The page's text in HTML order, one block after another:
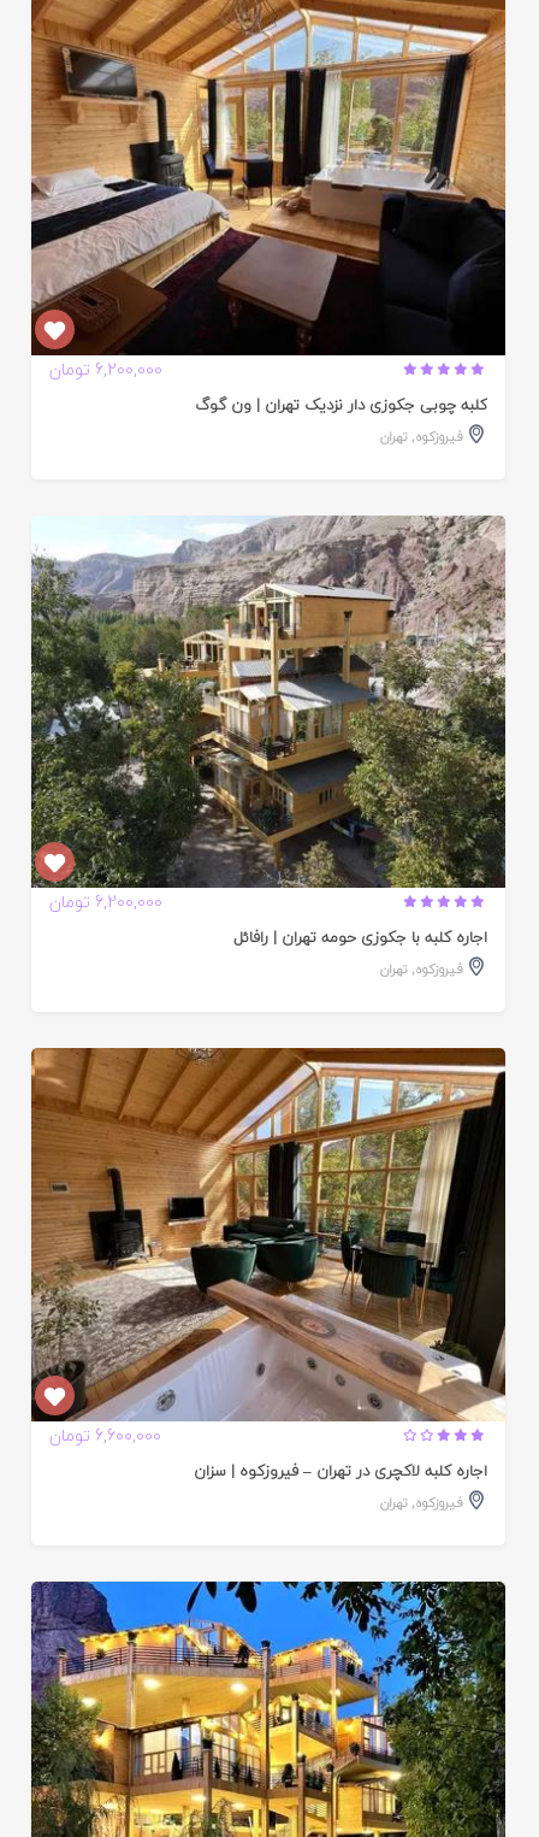
6,200,000 تومان
کلبه چوبی جکوزی دار نزدیک تهران | ون گوگ
فیروزکوه,تهران
6,200,000 تومان
اجاره کلبه با جکوزی حومه تهران | رافائل
فیروزکوه,تهران
6,600,000 تومان
اجاره کلبه لاکچری در تهران – فیروزکوه | سزان
فیروزکوه,تهران